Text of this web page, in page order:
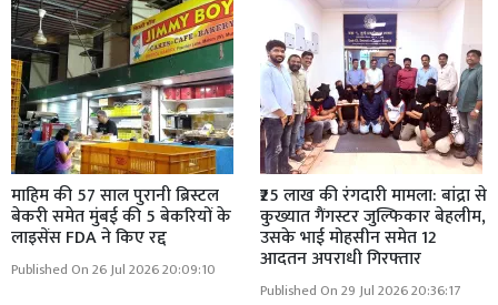
माहिम की 57 साल पुरानी ब्रिस्टल
बेकरी समेत मुंबई की 5 बेकरियों के
लाइसेंस FDA ने किए रद्द
Published On 26 Jul 2026 20:09:10
₹25 लाख की रंगदारी मामला: बांद्रा से
कुख्यात गैंगस्टर जुल्फिकार बेहलीम,
उसके भाई मोहसीन समेत 12
आदतन अपराधी गिरफ्तार
Published On 29 Jul 2026 20:36:17